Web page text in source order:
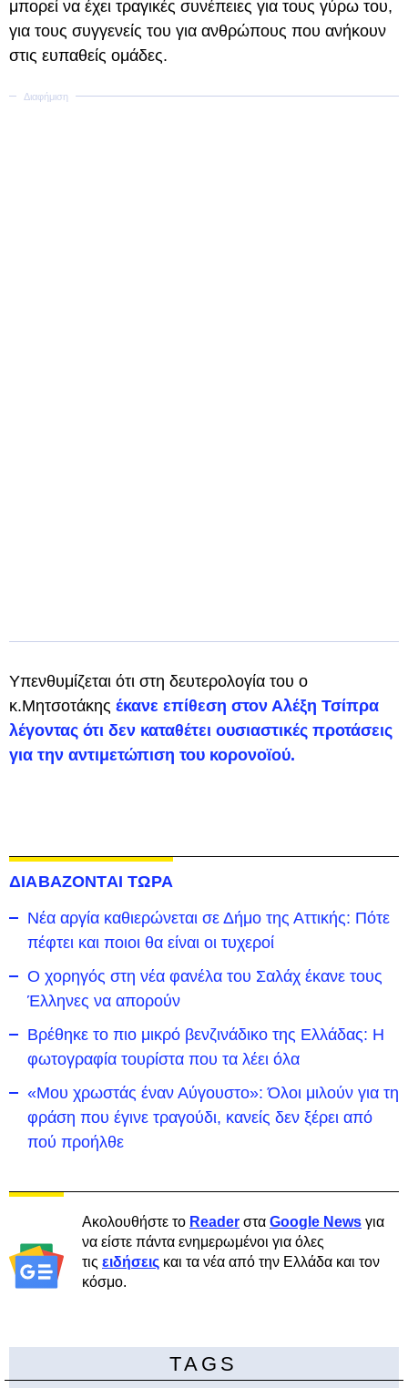
μπορεί να έχει τραγικές συνέπειες για τους γύρω του,
για τους συγγενείς του για ανθρώπους που ανήκουν
στις ευπαθείς ομάδες.
Υπενθυμίζεται ότι στη δευτερολογία του ο
κ.Μητσοτάκης έκανε επίθεση στον Αλέξη Τσίπρα
λέγοντας ότι δεν καταθέτει ουσιαστικές προτάσεις
για την αντιμετώπιση του κορονοϊού.
ΔΙΑΒΑΖΟΝΤΑΙ ΤΩΡΑ
Νέα αργία καθιερώνεται σε Δήμο της Αττικής: Πότε
πέφτει και ποιοι θα είναι οι τυχεροί
Ο χορηγός στη νέα φανέλα του Σαλάχ έκανε τους
Έλληνες να απορούν
Βρέθηκε το πιο μικρό βενζινάδικο της Ελλάδας: Η
φωτογραφία τουρίστα που τα λέει όλα
«Μου χρωστάς έναν Αύγουστο»: Όλοι μιλούν για τη
φράση που έγινε τραγούδι, κανείς δεν ξέρει από
πού προήλθε
Ακολουθήστε το Reader στα Google News για
να είστε πάντα ενημερωμένοι για όλες
τις ειδήσεις και τα νέα από την Ελλάδα και τον
κόσμο.
TAGS